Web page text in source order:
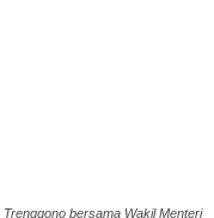
bersama Wakil Menteri